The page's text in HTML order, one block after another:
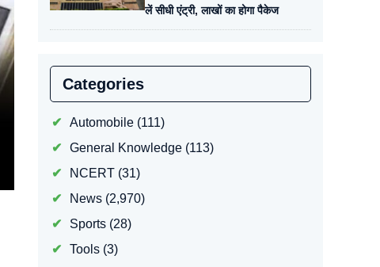
लें सीधी एंट्री, लाखों का होगा पैकेज
Categories
Automobile(111)
General Knowledge(113)
NCERT(31)
News(2,970)
Sports(28)
Tools(3)